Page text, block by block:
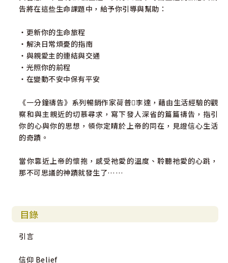
告將在這些生命課題中，給予你引導與幫助：
‧更新你的生命旅程
‧解決日常煩憂的指南
‧與親愛主的連結與交通
‧光照你的前程
‧在變動不安中保有平安
《一分鐘禱告》系列暢銷作家荷普李達，藉由生活經驗的觀
察和與主親近的切慕尋求，寫下發人深省的篇篇禱告，指引
你的心與你的思想，領你定睛於上帝的同在，見證信心生活
的奇蹟。
當你靠近上帝的懷抱，感受祂愛的溫度、聆聽祂愛的心跳，
那不可思議的神蹟就發生了……
目錄
引言
信仰 Belief